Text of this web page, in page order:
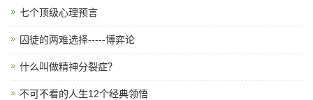
七个顶级心理预言
囚徒的两难选择-----博弈论
什么叫做精神分裂症？
不可不看的人生12个经典领悟